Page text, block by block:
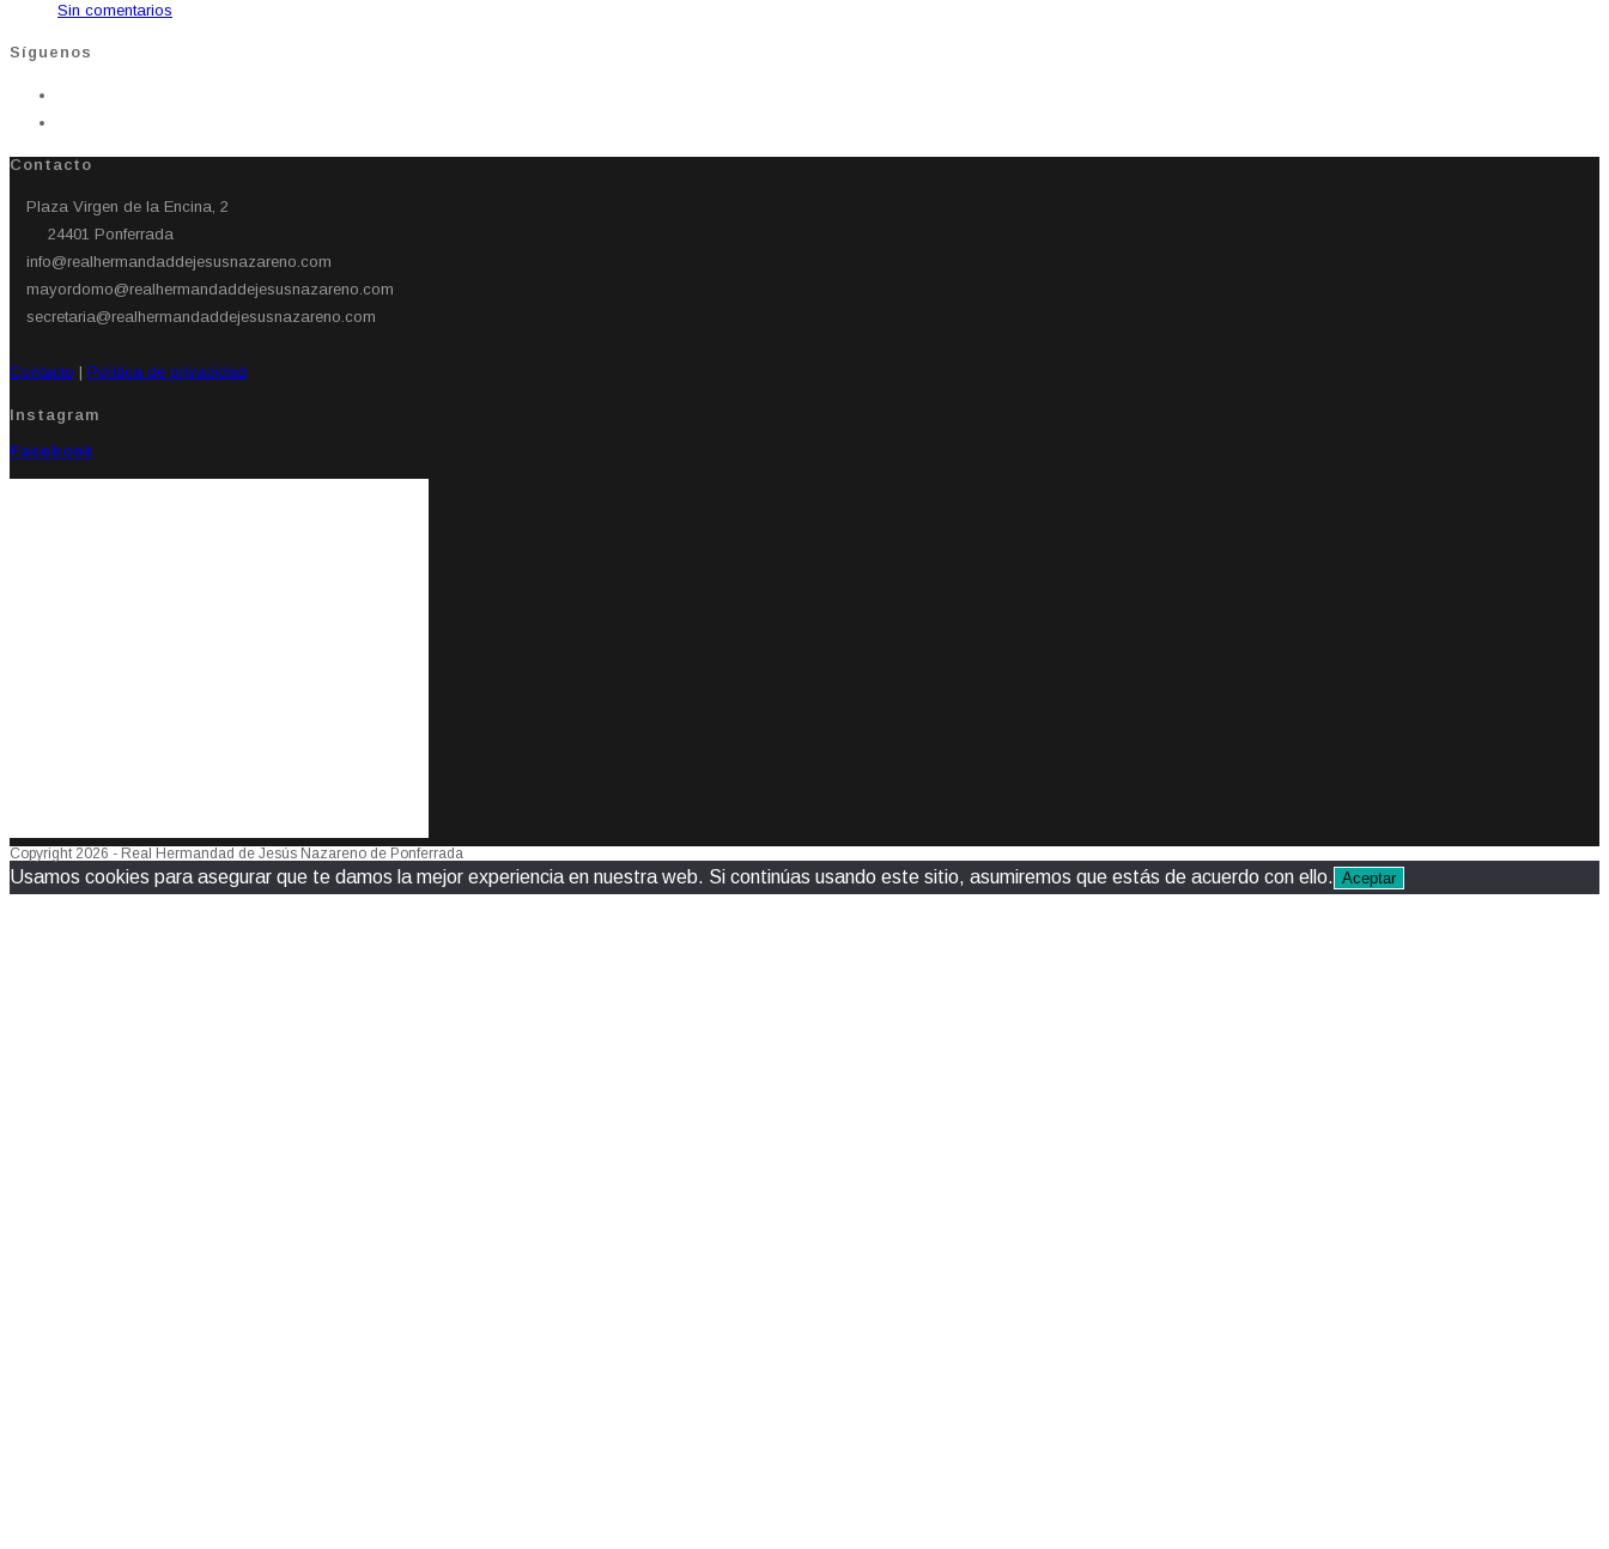
Sin comentarios
Síguenos
Contacto
Plaza Virgen de la Encina, 2
24401 Ponferrada​
info@realhermandaddejesusnazareno.com
mayordomo@realhermandaddejesusnazareno.com
secretaria@realhermandaddejesusnazareno.com
Contacto | Política de privacidad
Instagram
Facebook
Copyright 2026 - Real Hermandad de Jesús Nazareno de Ponferrada
Usamos cookies para asegurar que te damos la mejor experiencia en nuestra web. Si continúas usando este sitio, asumiremos que estás de acuerdo con ello. Aceptar